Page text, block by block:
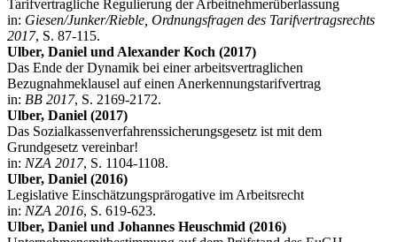
Tarifvertragliche Regulierung der Arbeitnehmerüberlassung
in: Giesen/Junker/Rieble, Ordnungsfragen des Tarifvertragsrechts
2017, S. 87-115.
Ulber, Daniel und Alexander Koch (2017)
Das Ende der Dynamik bei einer arbeitsvertraglichen
Bezugnahmeklausel auf einen Anerkennungstarifvertrag
in: BB 2017, S. 2169-2172.
Ulber, Daniel (2017)
Das Sozialkassenverfahrenssicherungsgesetz ist mit dem
Grundgesetz vereinbar!
in: NZA 2017, S. 1104-1108.
Ulber, Daniel (2016)
Legislative Einschätzungsprärogative im Arbeitsrecht
in: NZA 2016, S. 619-623.
Ulber, Daniel und Johannes Heuschmid (2016)